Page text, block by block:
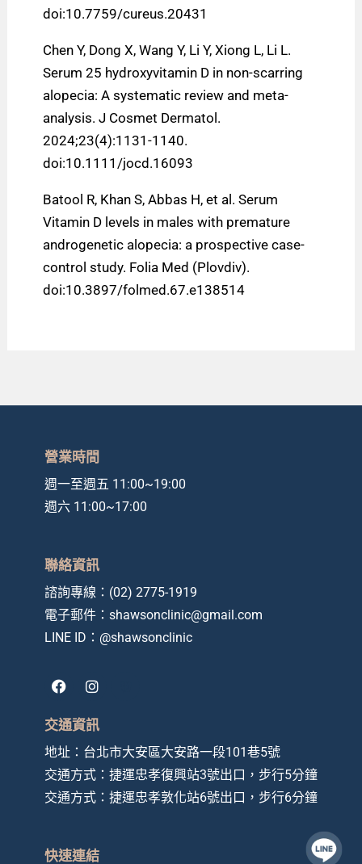
doi:10.7759/cureus.20431
Chen Y, Dong X, Wang Y, Li Y, Xiong L, Li L.
Serum 25 hydroxyvitamin D in non-scarring
alopecia: A systematic review and meta-
analysis. J Cosmet Dermatol.
2024;23(4):1131-1140.
doi:10.1111/jocd.16093
Batool R, Khan S, Abbas H, et al. Serum
Vitamin D levels in males with premature
androgenetic alopecia: a prospective case-
control study. Folia Med (Plovdiv).
doi:10.3897/folmed.67.e138514
營業時間
週一至週五 11:00~19:00
週六 11:00~17:00
聯絡資訊
諮詢專線： (02) 2775-1919
電子郵件： shawsonclinic@gmail.com
LINE ID： @shawsonclinic
F
a
e
b
o
o
k
I
n
t
a
g
r
a
m
交通資訊
地址： 台北市大安區大安路一段101巷5號
交通方式：捷運忠孝復興站3號出口，步行5分鐘
交通方式： 捷運忠孝敦化站6號出口，步行6分鐘
快速連結